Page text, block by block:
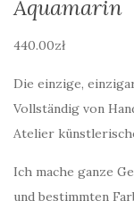
Aquamarin
440.00zł
Die einzige,
Vollständig von
Atelier
Ich mache ganze
und bestimmten